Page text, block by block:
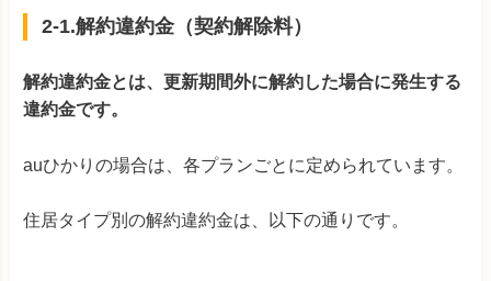
2-1.解約違約金（契約解除料）
解約違約金とは、更新期間外に解約した場合に発生する
違約金です。
auひかりの場合は、各プランごとに定められています。
住居タイプ別の解約違約金は、以下の通りです。